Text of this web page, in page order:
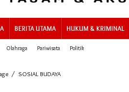
BERITA UTAMA HUKUM & KRIMINAL
Olahraga Pariwisata Politik
/ SOSIAL BUDAYAPolres